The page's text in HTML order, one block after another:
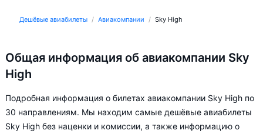
Дешёвые авиабилеты Авиакомпании Sky High
Общая информация об авиакомпании Sky
High
Подробная информация о билетах авиакомпании Sky High по
30 направлениям. Мы находим самые дешёвые авиабилеты
Sky High без наценки и комиссии, а также информацию о